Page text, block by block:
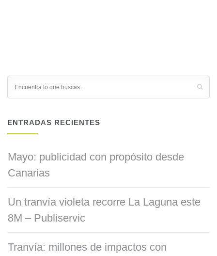
ENTRADAS RECIENTES
Mayo: publicidad con propósito desde
Canarias
Un tranvía violeta recorre La Laguna este
8M – Publiservic
Tranvía: millones de impactos con